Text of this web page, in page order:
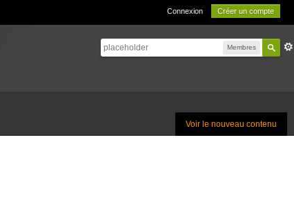
Connexion Créer un compte
Membres
Voir le nouveau contenu